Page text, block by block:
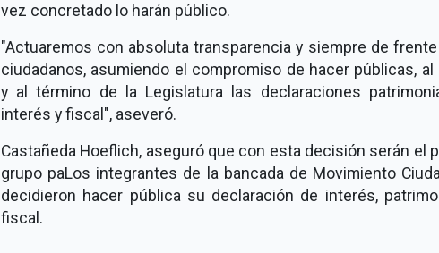
vez concretado lo harán público.
"Actuaremos con absoluta transparencia y siempre de
ciudadanos, asumiendo el compromiso de hacer públicas, al
y al término de la Legislatura las declaraciones
interés y fiscal", aseveró.
Castañeda Hoeflich, aseguró que con esta decisión serán el
grupo paLos integrantes de la bancada de Movimiento
decidieron hacer pública su declaración de interés,
fiscal.